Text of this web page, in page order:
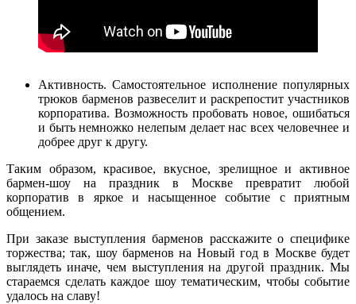
Активность. Самостоятельное исполнение популярных
трюков барменов развеселит и раскрепостит участников
корпоратива. Возможность пробовать новое, ошибаться
и быть немножко нелепым делает нас всех человечнее и
добрее друг к другу.
Таким образом, красивое, вкусное, зрелищное и активное
бармен-шоу на праздник в Москве превратит любой
корпоратив в яркое и насыщенное событие с приятным
общением.
При заказе выступления барменов расскажите о специфике
торжества; так, шоу барменов на Новый год в Москве будет
выглядеть иначе, чем выступления на другой праздник. Мы
стараемся сделать каждое шоу тематическим, чтобы событие
удалось на славу!